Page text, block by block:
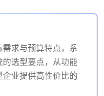
求与预算特点，系
选型要点，从功能
业提供高性价比的